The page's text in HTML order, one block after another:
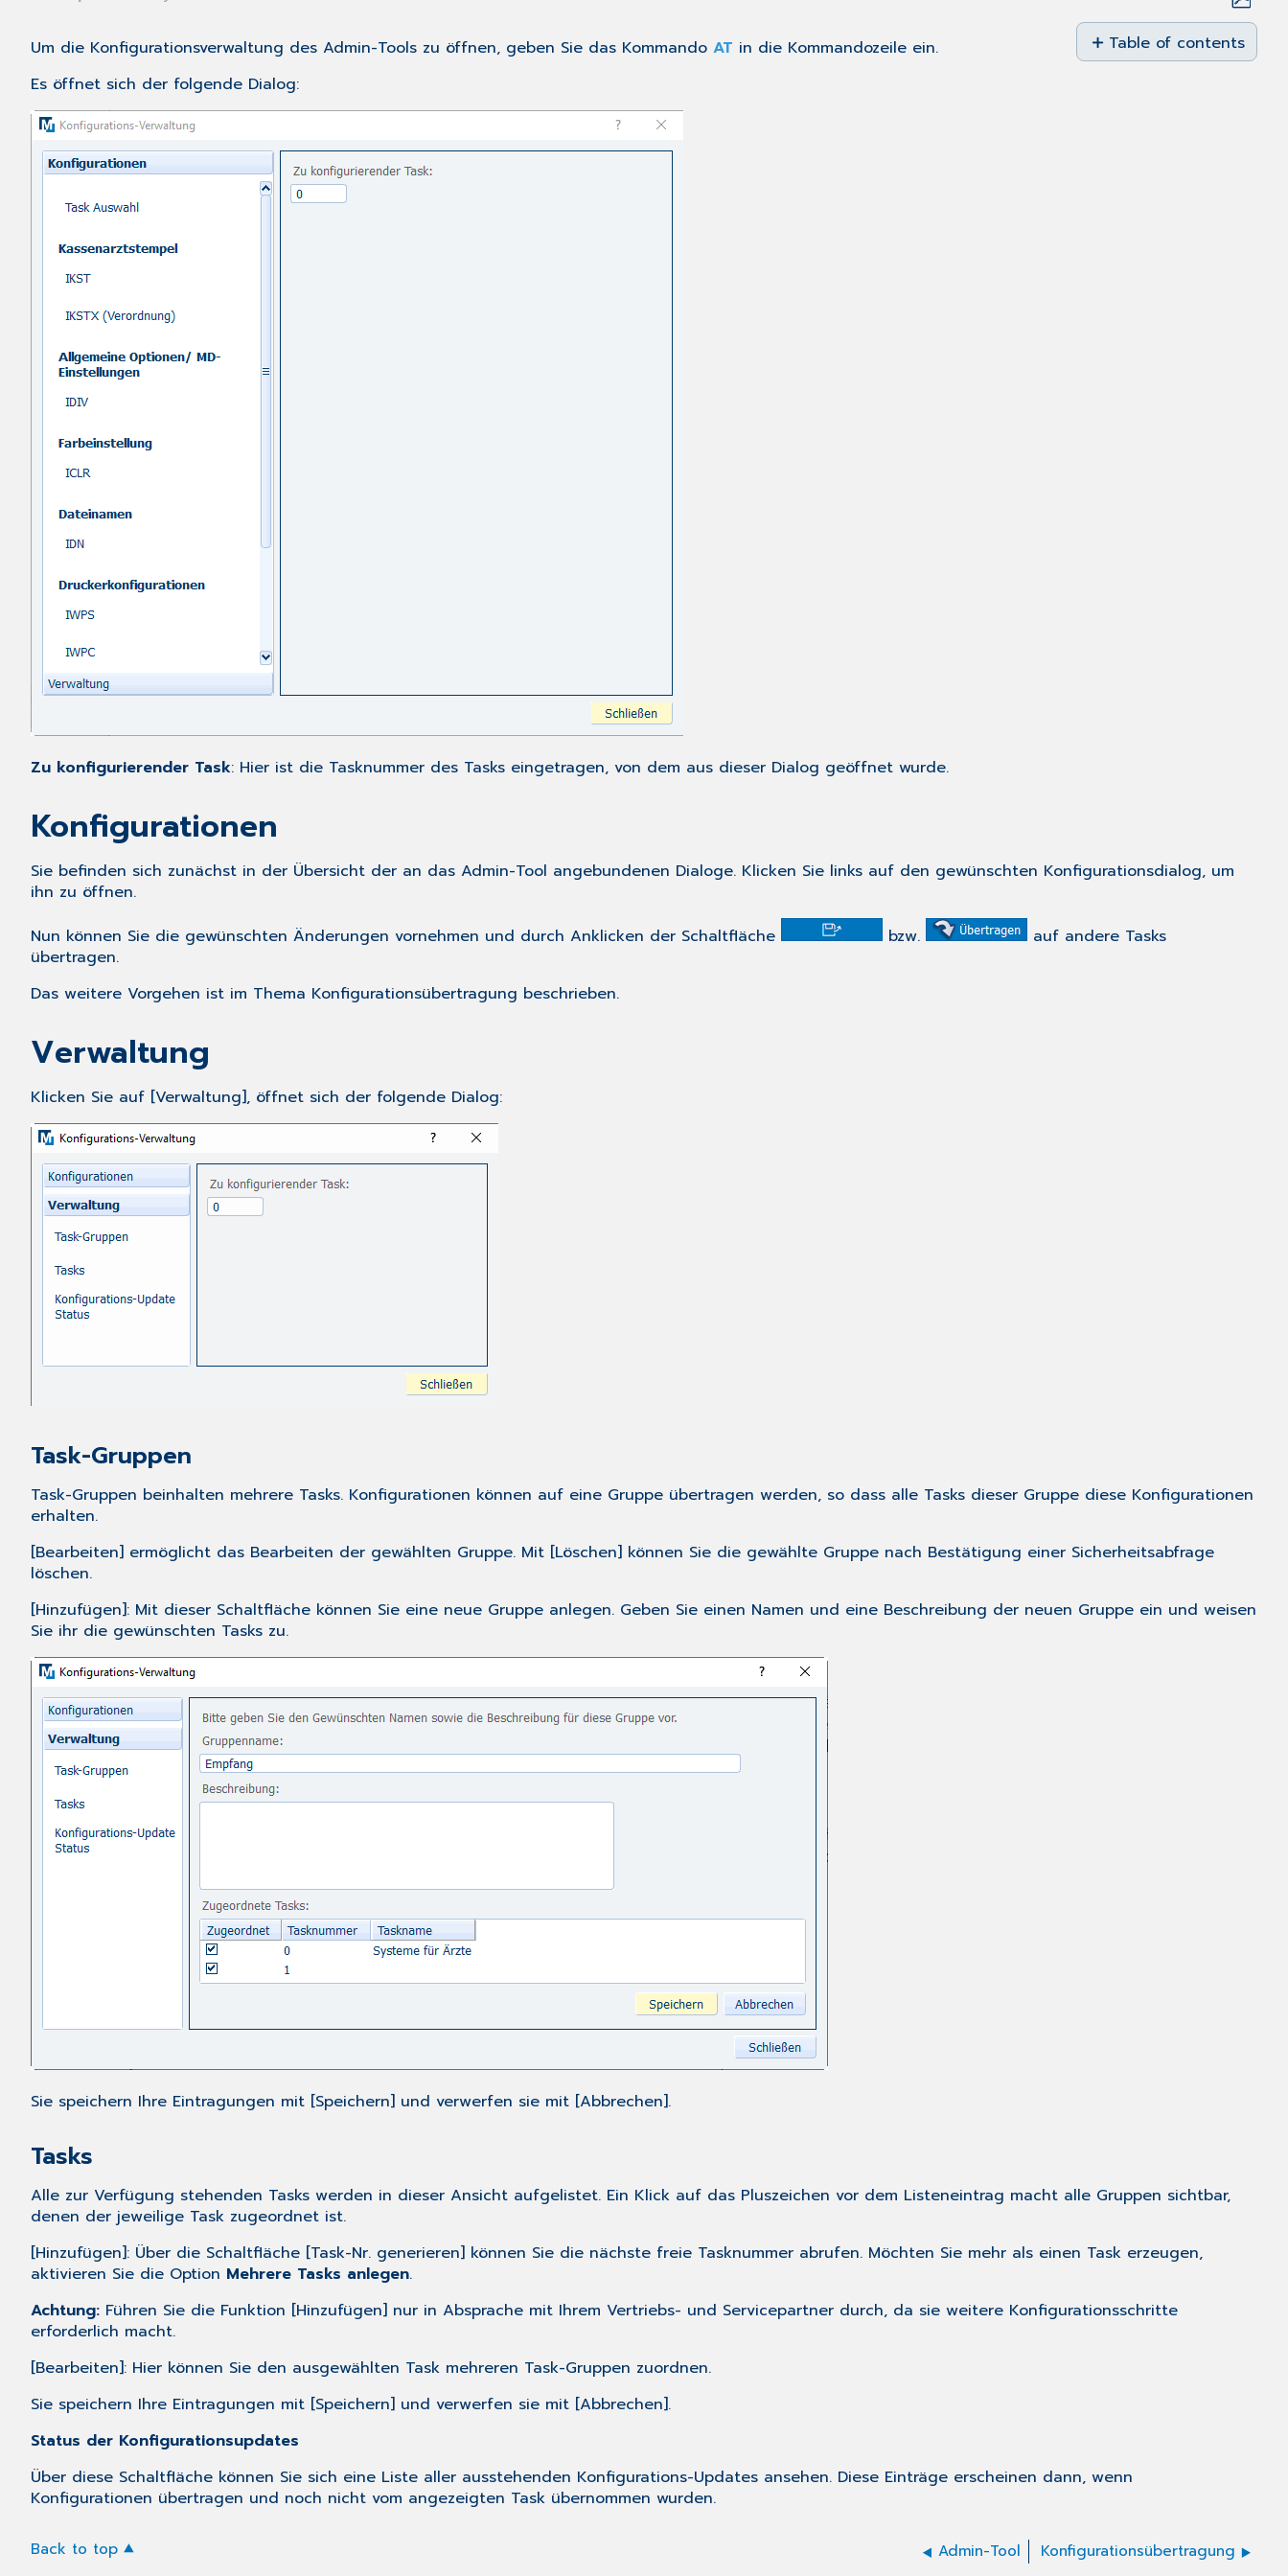
Save
as
PDF
Table of contents
Um die Konfigurationsverwaltung des Admin-Tools zu öffnen, geben Sie das Kommando AT in die Kommandozeile ein.
Es öffnet sich der folgende Dialog:
Zu konfigurierender Task: Hier ist die Tasknummer des Tasks eingetragen, von dem aus dieser Dialog geöffnet wurde.
Konfigurationen
Sie befinden sich zunächst in der Übersicht der an das Admin-Tool angebundenen Dialoge. Klicken Sie links auf den gewünschten Konfigurationsdialog, um
ihn zu öffnen.
Nun können Sie die gewünschten Änderungen vornehmen und durch Anklicken der Schaltfläche
bzw.
auf andere Tasks
übertragen.
Das weitere Vorgehen ist im Thema Konfigurationsübertragung beschrieben.
Verwaltung
Klicken Sie auf [Verwaltung], öffnet sich der folgende Dialog:
Task-Gruppen
Task-Gruppen beinhalten mehrere Tasks. Konfigurationen können auf eine Gruppe übertragen werden, so dass alle Tasks dieser Gruppe diese Konfigurationen
erhalten.
[Bearbeiten] ermöglicht das Bearbeiten der gewählten Gruppe. Mit [Löschen] können Sie die gewählte Gruppe nach Bestätigung einer Sicherheitsabfrage
löschen.
[Hinzufügen]: Mit dieser Schaltfläche können Sie eine neue Gruppe anlegen. Geben Sie einen Namen und eine Beschreibung der neuen Gruppe ein und weisen
Sie ihr die gewünschten Tasks zu.
Sie speichern Ihre Eintragungen mit [Speichern] und verwerfen sie mit [Abbrechen].
Tasks
Alle zur Verfügung stehenden Tasks werden in dieser Ansicht aufgelistet. Ein Klick auf das Pluszeichen vor dem Listeneintrag macht alle Gruppen sichtbar,
denen der jeweilige Task zugeordnet ist.
[Hinzufügen]: Über die Schaltfläche [Task-Nr. generieren] können Sie die nächste freie Tasknummer abrufen. Möchten Sie mehr als einen Task erzeugen,
aktivieren Sie die Option Mehrere Tasks anlegen.
Achtung: Führen Sie die Funktion [Hinzufügen] nur in Absprache mit Ihrem Vertriebs- und Servicepartner durch, da sie weitere Konfigurationsschritte
erforderlich macht.
[Bearbeiten]: Hier können Sie den ausgewählten Task mehreren Task-Gruppen zuordnen.
Sie speichern Ihre Eintragungen mit [Speichern] und verwerfen sie mit [Abbrechen].
Status der Konfigurationsupdates
Über diese Schaltfläche können Sie sich eine Liste aller ausstehenden Konfigurations-Updates ansehen. Diese Einträge erscheinen dann, wenn
Konfigurationen übertragen und noch nicht vom angezeigten Task übernommen wurden.
Back to top Admin-Tool Konfigurationsübertragung